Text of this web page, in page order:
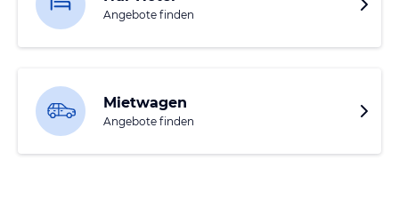
Angebote finden
Mietwagen
Angebote finden